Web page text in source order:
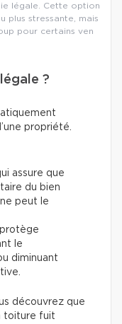
légale. Cette option
plus stressante, mais
pour certains ven
?
propriété.
assure que
du bien
peut le
protège
le
diminuant
découvrez que
toiture fuit